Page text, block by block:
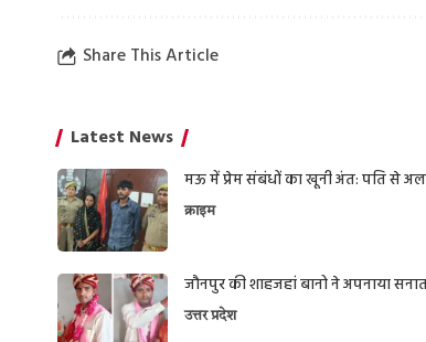
Share This Article
Latest News
मऊ में प्रेम संबंधों का खूनी अंत: पति से
क्राइम
जौनपुर की शाहजहां बानो ने अपनाया
उत्तर प्रदेश